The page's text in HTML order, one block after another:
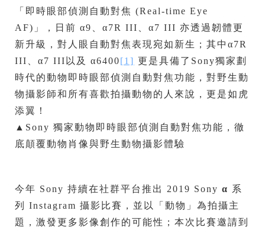
「即時眼部偵測自動對焦 (Real-time Eye
AF)」，日前 α9、α7R III、α7 III 亦透過韌體更
新升級，對人眼自動對焦表現宛如新生；其中α7R
III、α7 III以及 α6400[1] 更是具備了Sony獨家劃
時代的動物即時眼部偵測自動對焦功能，對野生動
物攝影師和所有喜歡拍攝動物的人來說，更是如虎
添翼！
▲Sony 獨家動物即時眼部偵測自動對焦功能，徹
底顛覆動物肖像與野生動物攝影體驗
今年 Sony 持續在社群平台推出 2019 Sony α 系
列 Instagram 攝影比賽，並以「動物」為拍攝主
題，激發更多影像創作的可能性；本次比賽邀請到